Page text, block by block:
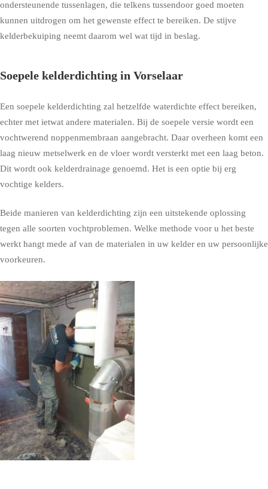
ondersteunende tussenlagen, die telkens tussendoor goed moeten
kunnen uitdrogen om het gewenste effect te bereiken. De stijve
kelderbekuiping neemt daarom wel wat tijd in beslag.
Soepele kelderdichting in Vorselaar
Een soepele kelderdichting zal hetzelfde waterdichte effect bereiken,
echter met ietwat andere materialen. Bij de soepele versie wordt een
vochtwerend noppenmembraan aangebracht. Daar overheen komt een
laag nieuw metselwerk en de vloer wordt versterkt met een laag beton.
Dit wordt ook kelderdrainage genoemd. Het is een optie bij erg
vochtige kelders.
Beide manieren van kelderdichting zijn een uitstekende oplossing
tegen alle soorten vochtproblemen. Welke methode voor u het beste
werkt hangt mede af van de materialen in uw kelder en uw persoonlijke
voorkeuren.